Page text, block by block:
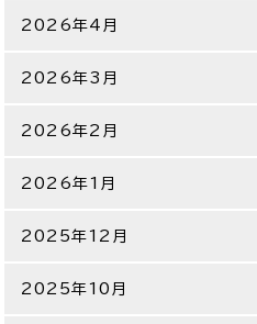
2026年4月
2026年3月
2026年2月
2026年1月
2025年12月
2025年10月